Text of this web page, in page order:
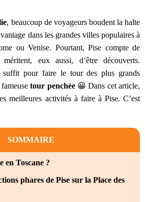
, beaucoup de voyageurs boudent la halte
dans les grandes villes populaires à
ou Venise. Pourtant, Pise compte de
eux aussi, d’être découverts.
suffit pour faire le tour des plus grands
fameusetour penchée😀 Dans cet article,
meilleures activités à faire à Pise. C’est
SOMMAIRE
en Toscane ?
phares de Pise sur la Place des